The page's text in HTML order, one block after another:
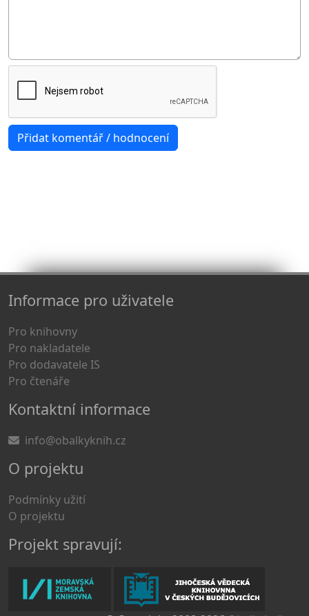
Informace pro uživatele
Pro knihovny
Pro nakladatele
Pro dodavatele IS
Pro čtenáře
Kontaktní informace
info@obalkyknih.cz
O projektu
Podmínky užití
O projektu
Projekt spravují: